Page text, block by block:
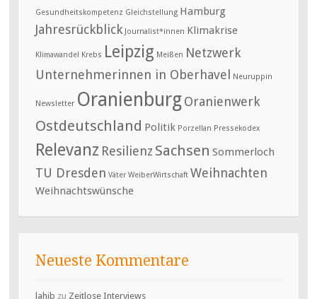
Gesundheitskompetenz Gleichstellung Hamburg
Jahresrückblick Journalist*innen Klimakrise
Klimawandel Krebs Leipzig Meißen Netzwerk
Unternehmerinnen in Oberhavel
Neuruppin
Newsletter OranienburgOranienwerk
Ostdeutschland Politik Porzellan Pressekodex
Relevanz Resilienz Sachsen Sommerloch
TU Dresden Väter WeiberWirtschaft Weihnachten
Weihnachtswünsche
Neueste Kommentare
lahib zu Zeitlose Interviews